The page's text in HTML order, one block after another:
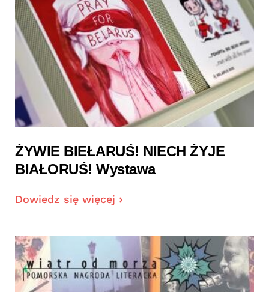
ŻYWIE BIEŁARUŚ! NIECH ŻYJE
BIAŁORUŚ! Wystawa
Dowiedz się więcej